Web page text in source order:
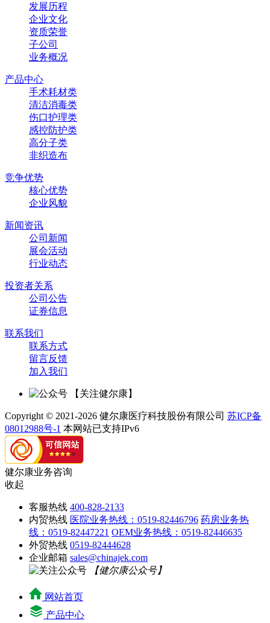
发展历程
企业文化
资质荣誉
子公司
业务概况
产品中心
手术耗材类
清洁消毒类
伤口护理类
感控防护类
高分子类
非织造布
竞争优势
核心优势
企业风貌
新闻资讯
公司新闻
展会活动
行业动态
投资者关系
公司公告
证券信息
联系我们
联系方式
留言反馈
加入我们
【关注健尔康】
Copyright © 2021-2026 健尔康医疗科技股份有限公司 苏ICP备
08012988号-1 本网站已支持IPv6
健尔康业务咨询
收起
客服热线 400-828-2133
内贸热线 医院业务热线：0519-82446796 药房业务热
线：0519-82447221 OEM业务热线：0519-82446635
外贸热线 0519-82444628
企业邮箱 sales@chinajek.com
【健尔康公众号】
网站首页
产品中心